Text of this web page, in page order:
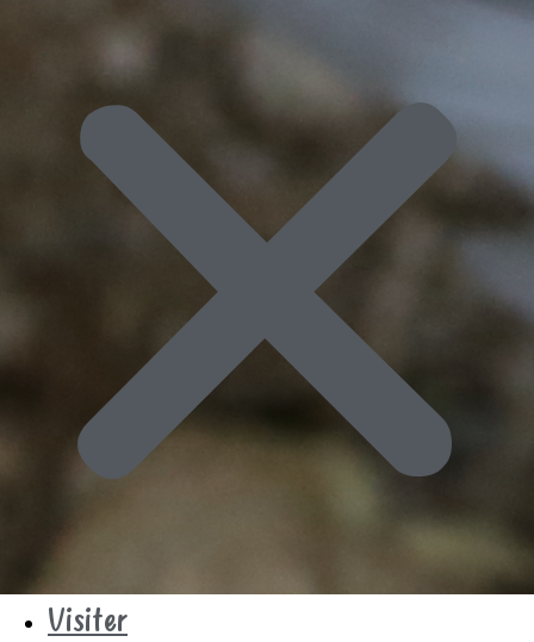
Visiter